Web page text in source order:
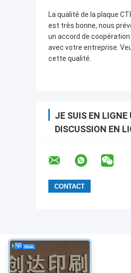
La qualité de la plaque
est très bonne, nous
un accord de
avec votre entreprise.
cette qualité.
JE SUIS EN LIGNE
DISCUSSION EN